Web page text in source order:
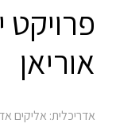
פרויקט
אוריאן
אדריכלית: אליקים